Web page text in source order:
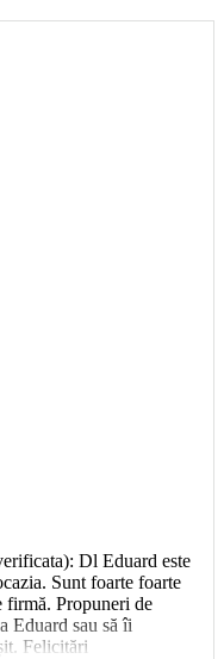
Dl Eduard este
Sunt foarte foarte
firmă. Propuneri de
Eduard sau să îi
Felicitări